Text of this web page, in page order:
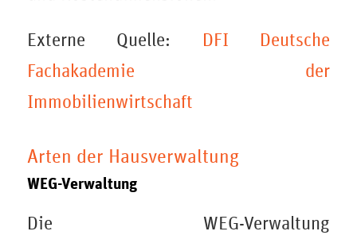
Externe Quelle: DFI Deutsche
Fachakademie der
Immobilienwirtschaft
Arten der Hausverwaltung
WEG-Verwaltung
Die WEG-Verwaltung